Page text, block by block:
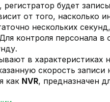
будет
от того,
нескольких
контроля персонала
в характеристиках
скорость
как NVR, предназначен